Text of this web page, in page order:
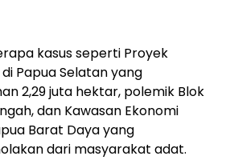
kasus seperti Proyek
Papua Selatan yang
2,29 juta hektar, polemik Blok
dan Kawasan Ekonomi
Barat Daya yang
dari masyarakat adat.